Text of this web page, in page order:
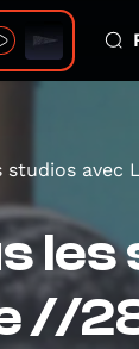
studios avec
les
//